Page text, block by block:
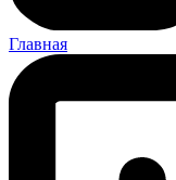
Главная